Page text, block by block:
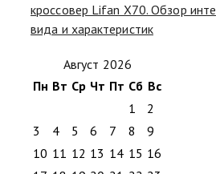
кроссовер Lifan X70. Обзор
вида и характеристик
Август 2026
Пн Вт Ср Чт Пт Сб Вс
1
2
3
4 5 6 7 8
9
10 11 12 13 14 15 16